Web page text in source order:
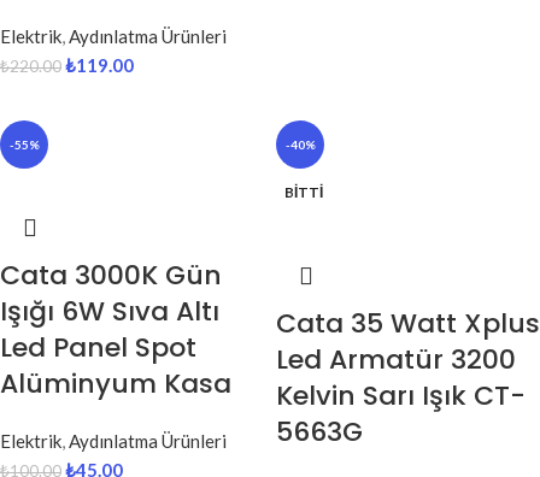
Elektrik,Aydınlatma Ürünleri
₺220.00₺119.00
-55%
Cata 3000K Gün
Işığı 6W Sıva Altı
Led Panel Spot
Alüminyum Kasa
Elektrik,Aydınlatma Ürünleri
₺100.00₺45.00
-40%
BITTI
Cata 35 Watt Xplus
Led Armatür 3200
Kelvin Sarı Işık CT-
5663G